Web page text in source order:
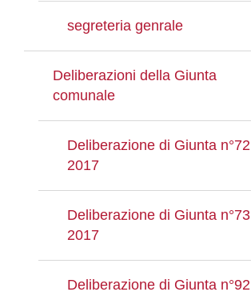
segreteria genrale
Deliberazioni della Giunta
comunale
Deliberazione di Giunta n°72
2017
Deliberazione di Giunta n°73
2017
Deliberazione di Giunta n°92